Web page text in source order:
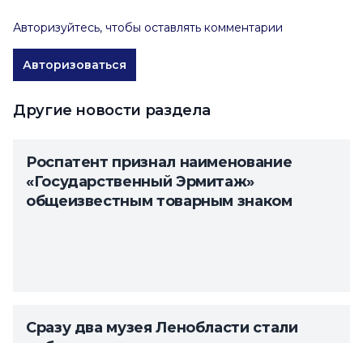
Авторизуйтесь, чтобы оставлять комментарии
Авторизоваться
Другие новости раздела
Роспатент признал наименование
«Государственный Эрмитаж»
общеизвестным товарным знаком
Сразу два музея Ленобласти стали